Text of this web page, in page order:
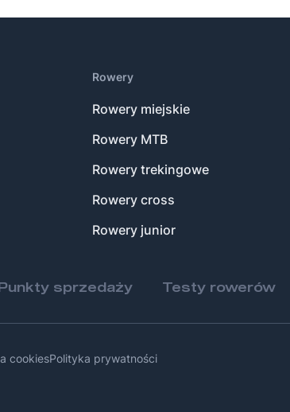
Rowery
Rowery miejskie
Rowery MTB
Rowery trekingowe
Rowery cross
Rowery junior
sprzedaży Testy rowerów
cookiesPolityka prywatności